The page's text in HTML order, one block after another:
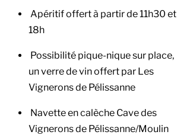
Apéritif offert à partir de 11h30 et
18h
Possibilité pique-nique sur place,
un verre de vin offert par Les
Vignerons de Pélissanne
Navette en calèche Cave des
Vignerons de Pélissanne/Moulin